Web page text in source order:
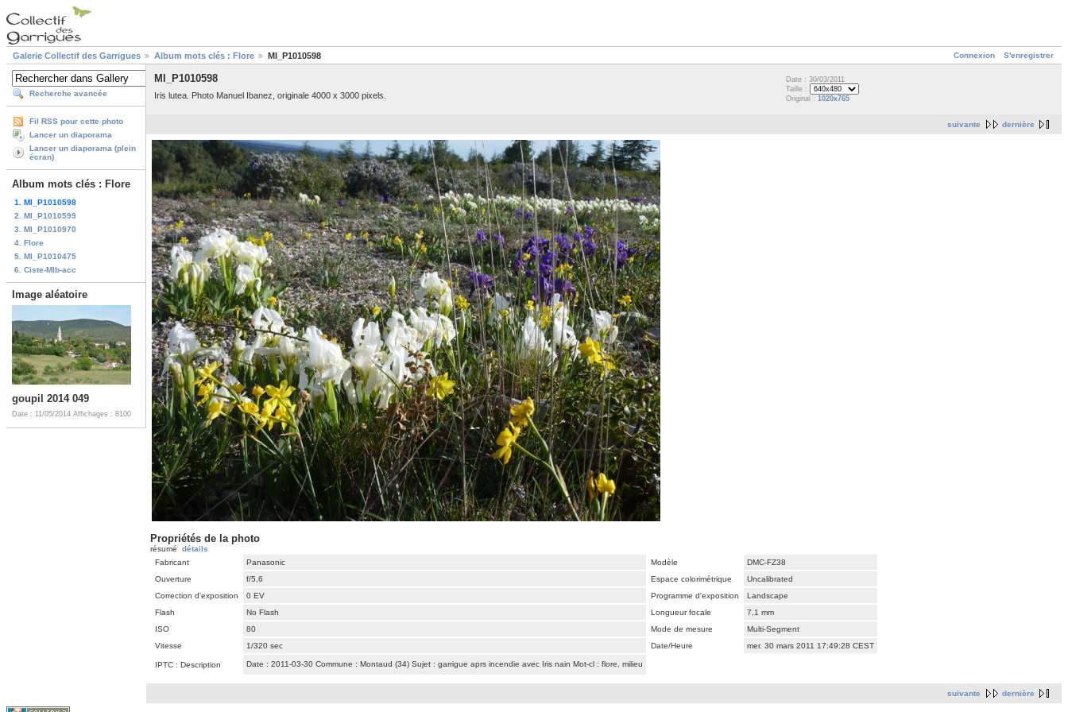
Connexion S'enregistrer
Galerie Collectif des Garrigues Album mots clés : Flore MI_P1010598
Recherche avancée
Fil RSS pour cette photo
Lancer un diaporama
Lancer un diaporama (plein
écran)
Album mots clés : Flore
1. MI_P1010598
2. MI_P1010599
3. MI_P1010970
4. Flore
5. MI_P1010475
6. Ciste-MIb-acc
Image aléatoire
goupil 2014 049
Date : 11/05/2014 Affichages : 8100
MI_P1010598
Iris lutea. Photo Manuel Ibanez, originale 4000 x 3000 pixels.
Date : 30/03/2011
Taille :
Original : 1020x765
suivante dernière
Propriétés de la photo
résumé détails
Fabricant
Panasonic Modèle
DMC-FZ38
Ouverture
f/5,6 Espace colorimétrique
Uncalibrated
Correction d'exposition
0 EV Programme d'exposition
Landscape
Flash
No Flash Longueur focale
7,1 mm
ISO
80 Mode de mesure
Multi-Segment
Vitesse
1/320 sec Date/Heure mer. 30 mars 2011 17:49:28 CEST
IPTC : Description Date : 2011-03-30 Commune : Montaud (34) Sujet : garrigue aprs incendie avec Iris nain Mot-cl : flore, milieu
suivante dernière